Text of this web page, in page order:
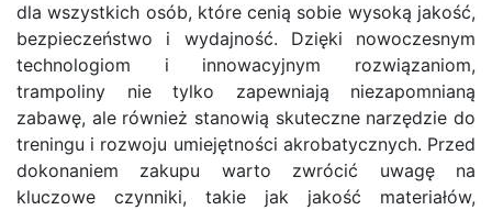
dla wszystkich osób, które cenią sobie wysoką jakość,
bezpieczeństwo i wydajność. Dzięki nowoczesnym
technologiom i innowacyjnym rozwiązaniom,
trampoliny nie tylko zapewniają niezapomnianą
zabawę, ale również stanowią skuteczne narzędzie do
treningu i rozwoju umiejętności akrobatycznych. Przed
dokonaniem zakupu warto zwrócić uwagę na
kluczowe czynniki, takie jak jakość materiałów,